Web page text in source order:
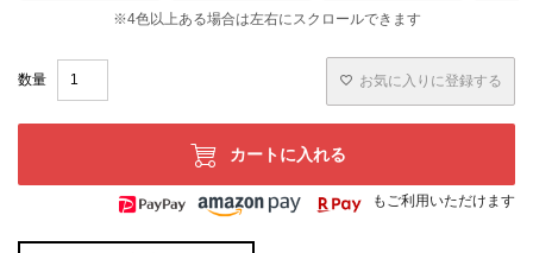
お気に入りに登録する
カートに入れる
もご利用いただけます